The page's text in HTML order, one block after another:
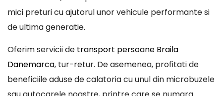
mici preturi cu ajutorul unor vehicule performante si
de ultima generatie.
Oferim servicii de transport persoane Braila
Danemarca, tur-retur. De asemenea, profitati de
beneficiile aduse de calatoria cu unul din microbuzele